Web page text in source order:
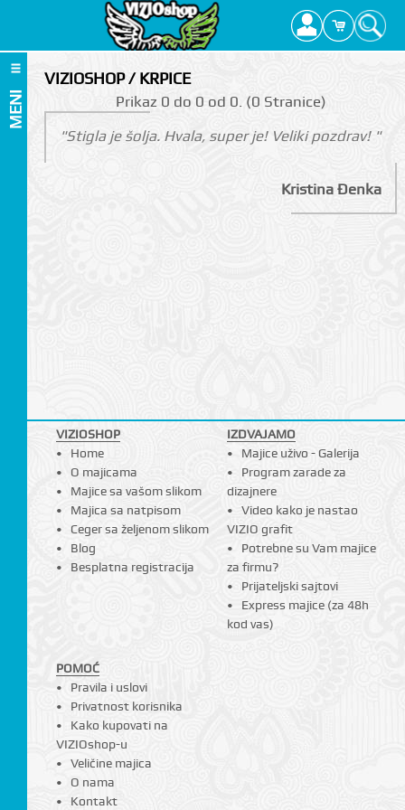
MENI
VIZIOSHOP / KRPICE
Prikаz 0 do 0 оd 0. (0 Strаnicе)
"Stigla je šolja. Hvala, super je! Veliki pozdrav! "
Kristina Đenka
VIZIOSHOP
Home
O majicama
Majice sa vašom slikom
Majica sa natpisom
Ceger sa željenom slikom
Blog
Besplatna registracija
IZDVAJAMO
Majice uživo - Galerija
Program zarade za
dizajnere
Video kako je nastao
VIZIO grafit
Potrebne su Vam majice
za firmu?
Prijateljski sajtovi
Express majice (za 48h
kod vas)
POMOĆ
Pravila i uslovi
Privatnost korisnika
Kako kupovati na
VIZIOshop-u
Veličine majica
O nama
Kontakt